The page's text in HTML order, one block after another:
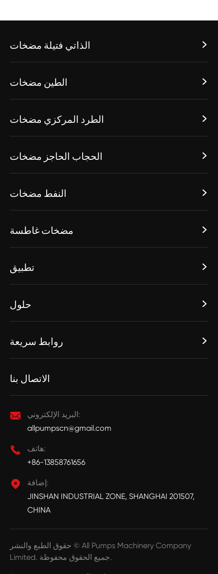
الذاتي فتيلة مضخات 
الطين مضخات 
الطرد المركزي مضخات 
الحجاب الحاجز مضخات 
النفط مضخات 
مضخات غاطسة 
تطبيق 
حلول 
روابط سريعة 
الاتصال بنا

البريد الإلكتروني:
allpumpscn@gmail.com

هاتف:
+86-13858761656

إضافة:
JINSHAN INDUSTRIAL ZONE, SHANGHAI 201507,
CHINA
حقوق الطبع والنشر © All Pumps Machinery Company
Limited.
جميع الحقوق محفوظة.